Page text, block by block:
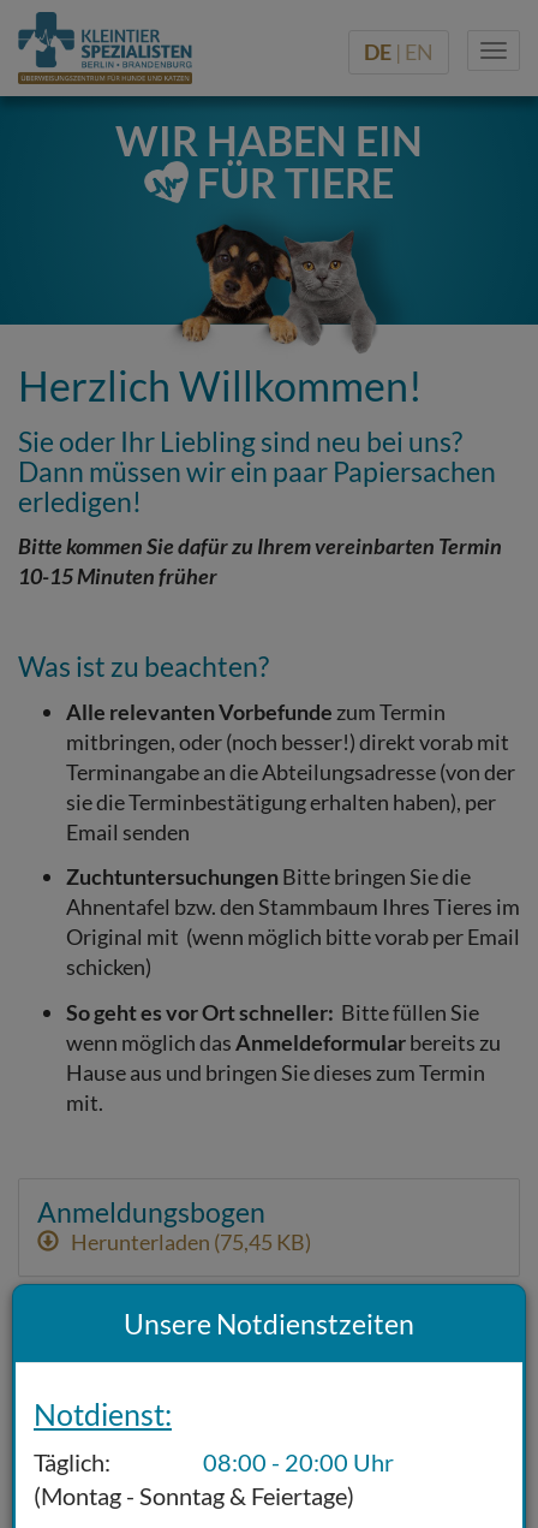
DE | EN
WIR HABEN EIN
FÜR TIERE
Herzlich Willkommen!
Sie oder Ihr Liebling sind neu bei uns?
Dann müssen wir ein paar Papiersachen
erledigen!
Bitte kommen Sie dafür zu Ihrem vereinbarten Termin
10-15 Minuten früher
Was ist zu beachten?
Alle relevanten Vorbefunde zum Termin
mitbringen, oder (noch besser!) direkt vorab mit
Terminangabe an die Abteilungsadresse (von der
sie die Terminbestätigung erhalten haben), per
Email senden
ZuchtuntersuchungenBitte bringen Sie die
Ahnentafel bzw. den Stammbaum Ihres Tieres im
Original mit (wenn möglich bitte vorab per Email
schicken)
So geht es vor Ort schneller: Bitte füllen Sie
wenn möglich dasAnmeldeformularbereits zu
Hause aus und bringen Sie dieses zum Termin
mit.
Anmeldungsbogen
Herunterladen (75,45 KB)
Für Besitzer:
Leistungsspektrum
Wegbeschreibung
Unsere Notdienstzeiten
Notdienst:
Täglich:
08:00 - 20:00 Uhr
(Montag - Sonntag & Feiertage)